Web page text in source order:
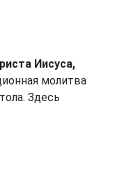
Иисуса,
молитва
Здесь